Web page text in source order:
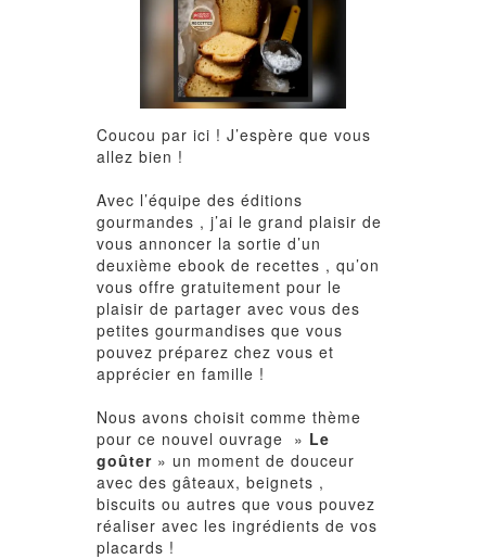
Coucou par ici ! J’espère que vous
allez bien !
Avec l’équipe des éditions
gourmandes , j’ai le grand plaisir de
vous annoncer la sortie d’un
deuxièmeebook de recettes , qu’on
vous offre gratuitement pour le
plaisir de partager avec vous des
petites gourmandises que vous
pouvez préparez chez vous et
apprécier en famille !
Nous avons choisit comme thème
pour ce nouvel ouvrage » Le
goûter » un moment de douceur
avec des gâteaux, beignets ,
biscuits ou autres que vous pouvez
réaliser avec les ingrédients de vos
placards !